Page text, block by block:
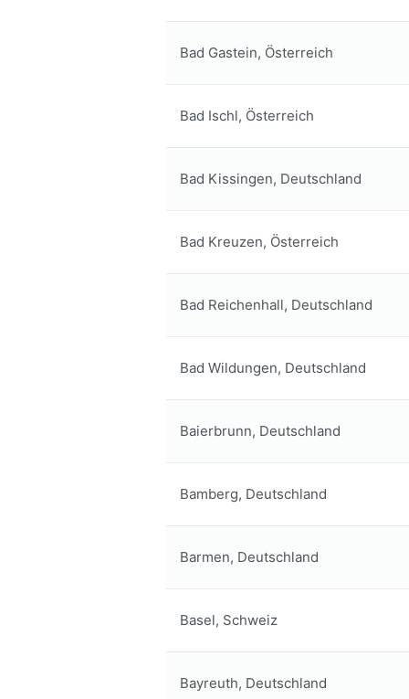
Bad Gastein, Österreich
Bad Ischl, Österreich
Bad Kissingen, Deutschland
Bad Kreuzen, Österreich
Bad Reichenhall, Deutschland
Bad Wildungen, Deutschland
Baierbrunn, Deutschland
Bamberg, Deutschland
Barmen, Deutschland
Basel, Schweiz
Bayreuth, Deutschland